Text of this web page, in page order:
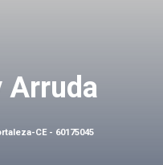
Arruda
CE - 60175045